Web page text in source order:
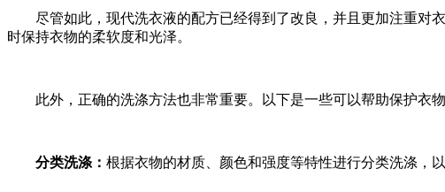
尽管如此，现代洗衣液的配方已经得到了改良，并且更加注重对衣
时保持衣物的柔软度和光泽。
此外，正确的洗涤方法也非常重要。以下是一些可以帮助保护衣物
分类洗涤： 根据衣物的材质、颜色和强度等特性进行分类洗涤，